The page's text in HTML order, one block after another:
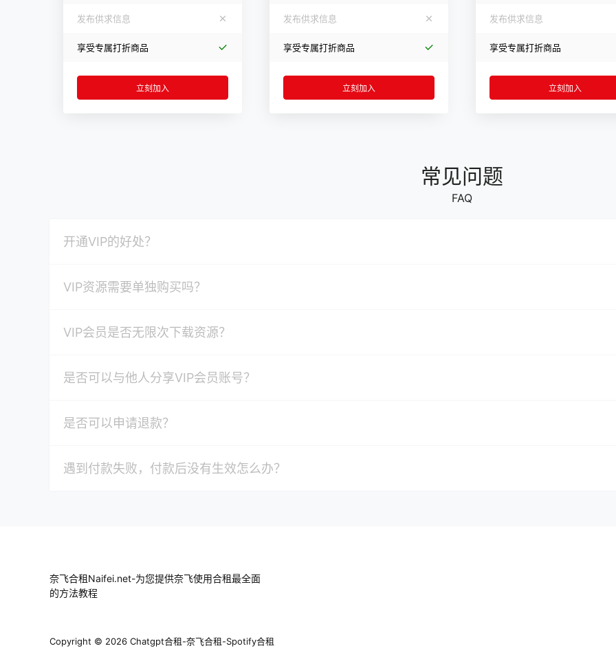
发布供求信息
享受专属打折商品
立刻加入
发布供求信息
享受专属打折商品
立刻加入
发布供求信息
享受专属打折商品
立刻加入
常见问题
FAQ
开通VIP的好处？
VIP资源需要单独购买吗？
VIP会员是否无限次下载资源？
是否可以与他人分享VIP会员账号？
是否可以申请退款？
遇到付款失败，付款后没有生效怎么办？
奈飞合租Naifei.net-为您提供奈飞使用合租最全面
的方法教程
Copyright © 2026 Chatgpt合租-奈飞合租-Spotify合租